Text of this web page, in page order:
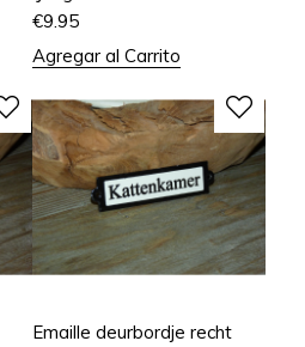
€9.95
Agregar al Carrito
Emaille deurbordje recht